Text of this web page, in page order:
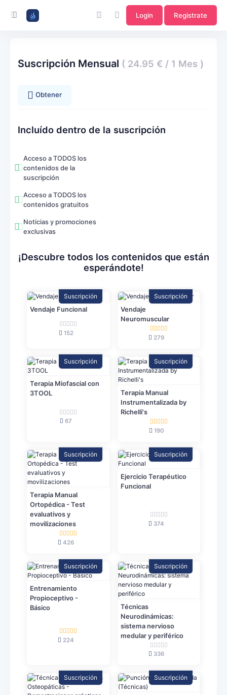
Login Registrate
Suscripción Mensual ( 24.95 € / 1 Mes )
Obtener
Incluído dentro de la suscripción
Acceso a TODOS los
contenidos de la
suscripción
Acceso a TODOS los
contenidos gratuitos
Noticias y promociones
exclusivas
¡Descubre todos los contenidos que están
esperándote!
Suscripción
Vendaje Funcional
152
Suscripción
Vendaje
Neuromuscular
279
Suscripción
Terapia Miofascial con
3TOOL
67
Suscripción
Terapia Manual
Instrumentalizada by
Richelli's
190
Suscripción
Terapia Manual
Ortopédica - Test
evaluativos y
movilizaciones
426
Suscripción
Ejercicio Terapéutico
Funcional
374
Suscripción
Entrenamiento
Propioceptivo -
Básico
224
Suscripción
Técnicas
Neurodinámicas:
sistema nervioso
medular y periférico
336
Suscripción Suscripción